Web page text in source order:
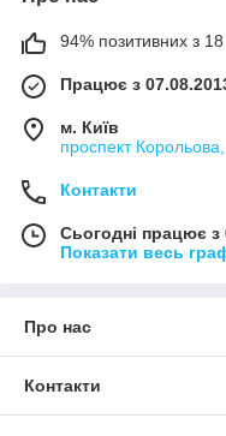
94% позитивних з 18
Працює з
м. Київ
проспект Корольова,
Контакти
Сьогодні працює з
Показати весь
Про нас
Контакти